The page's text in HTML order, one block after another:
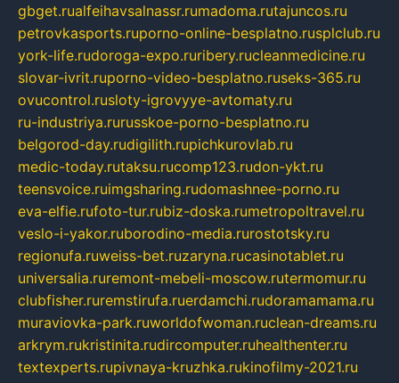
gbget.rualfeihavsalnassr.rumadoma.rutajuncos.ru
petrovkasports.ruporno-online-besplatno.rusplclub.ru
york-life.rudoroga-expo.ruribery.rucleanmedicine.ru
slovar-ivrit.ruporno-video-besplatno.ruseks-365.ru
ovucontrol.rusloty-igrovyye-avtomaty.ru
ru-industriya.rurusskoe-porno-besplatno.ru
belgorod-day.rudigilith.rupichkurovlab.ru
medic-today.rutaksu.rucomp123.rudon-ykt.ru
teensvoice.ruimgsharing.rudomashnee-porno.ru
eva-elfie.rufoto-tur.rubiz-doska.rumetropoltravel.ru
veslo-i-yakor.ruborodino-media.rurostotsky.ru
regionufa.ruweiss-bet.ruzaryna.rucasinotablet.ru
universalia.ruremont-mebeli-moscow.rutermomur.ru
clubfisher.ruremstirufa.ruerdamchi.rudoramamama.ru
muraviovka-park.ruworldofwoman.ruclean-dreams.ru
arkrym.rukristinita.rudircomputer.ruhealthenter.ru
textexperts.rupivnaya-kruzhka.rukinofilmy-2021.ru